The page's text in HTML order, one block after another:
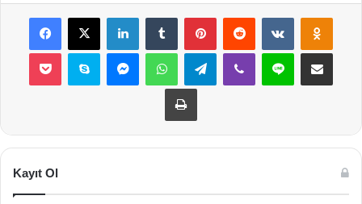
Facebook
X LinkedInTumblr PinterestReddit VKontakte
Pocket Skype MessengerWhatsAppTelegramViber Line E-Posta ile
Yazdır
Kayıt Ol